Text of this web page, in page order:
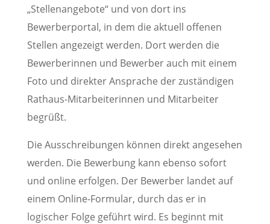
„Stellenangebote“ und von dort ins
Bewerberportal, in dem die aktuell offenen
Stellen angezeigt werden. Dort werden die
Bewerberinnen und Bewerber auch mit einem
Foto und direkter Ansprache der zuständigen
Rathaus-Mitarbeiterinnen und Mitarbeiter
begrüßt.
Die Ausschreibungen können direkt angesehen
werden. Die Bewerbung kann ebenso sofort
und online erfolgen. Der Bewerber landet auf
einem Online-Formular, durch das er in
logischer Folge geführt wird. Es beginnt mit